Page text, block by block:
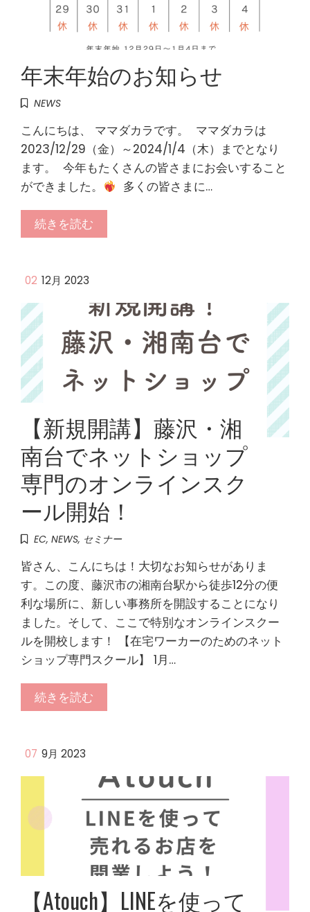
年末年始のお知らせ
NEWS
こんにちは、 ママダカラです。 ⁡ ママダカラは
2023/12/29（金）～2024/1/4（木）までとなり
ます。 ⁡ 今年もたくさんの皆さまにお会いすること
ができました。
⁡ 多くの皆さまに…
続きを読む
02 12月 2023
【新規開講】藤沢・湘
南台でネットショップ
専門のオンラインスク
ール開始！
EC, NEWS, セミナー
皆さん、こんにちは！大切なお知らせがありま
す。この度、藤沢市の湘南台駅から徒歩12分の便
利な場所に、新しい事務所を開設することになり
ました。そして、ここで特別なオンラインスクー
ルを開校します！ 【在宅ワーカーのためのネット
ショップ専門スクール】 1月…
続きを読む
07 9月 2023
【Atouch】LINEを使って